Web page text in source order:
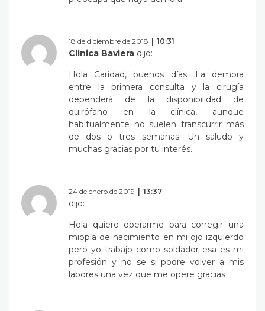
18 de diciembre de 2018 10:31
Clinica Baviera dijo:
Hola Caridad, buenos días. La demora
entre la primera consulta y la cirugía
dependerá de la disponibilidad de
quirófano en la clínica, aunque
habitualmente no suelen transcurrir más
de dos o tres semanas. Un saludo y
muchas gracias por tu interés.
24 de enero de 2019 13:37
dijo:
Hola quiero operarme para corregir una
miopía de nacimiento en mi ojo izquierdo
pero yo trabajo como soldador esa es mi
profesión y no se si podre volver a mis
labores una vez que me opere gracias